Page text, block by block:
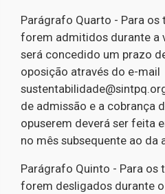
Parágrafo Quarto - Para os
forem admitidos durante a
será concedido um prazo
oposição através do e-mail
de admissão e a cobrança
opuserem deverá ser feita
no mês subsequente ao da
Parágrafo Quinto - Para os
forem desligados durante